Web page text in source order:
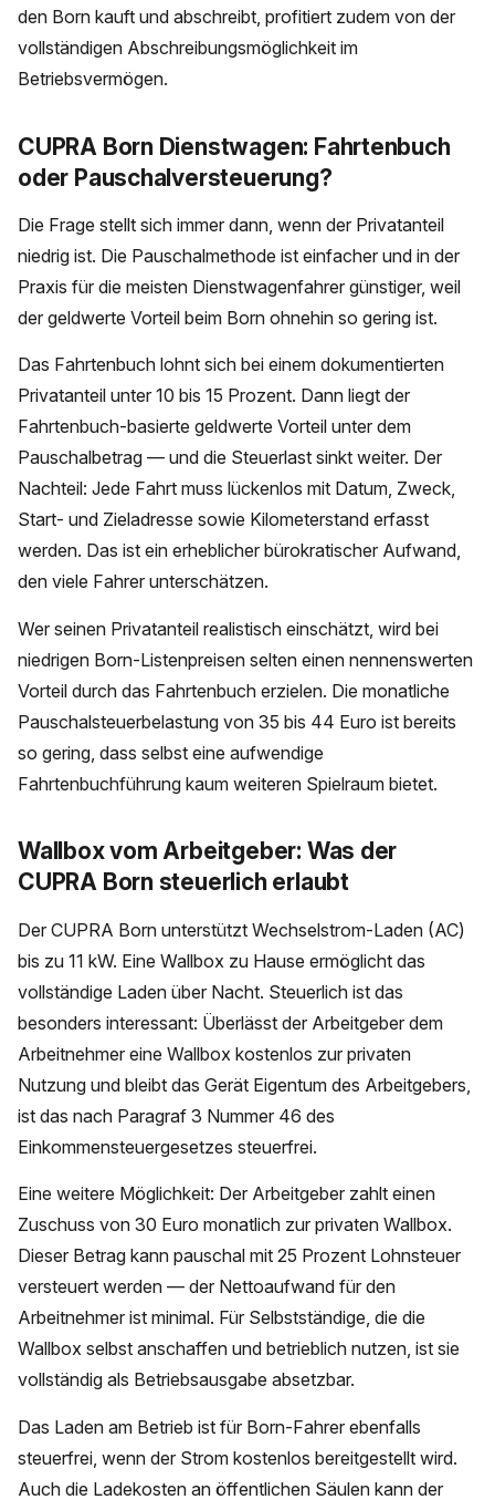
den Born kauft und abschreibt, profitiert zudem von der
vollständigen Abschreibungsmöglichkeit im
Betriebsvermögen.
CUPRA Born Dienstwagen: Fahrtenbuch
oder Pauschalversteuerung?
Die Frage stellt sich immer dann, wenn der Privatanteil
niedrig ist. Die Pauschalmethode ist einfacher und in der
Praxis für die meisten Dienstwagenfahrer günstiger, weil
der geldwerte Vorteil beim Born ohnehin so gering ist.
Das Fahrtenbuch lohnt sich bei einem dokumentierten
Privatanteil unter 10 bis 15 Prozent. Dann liegt der
Fahrtenbuch-basierte geldwerte Vorteil unter dem
Pauschalbetrag — und die Steuerlast sinkt weiter. Der
Nachteil: Jede Fahrt muss lückenlos mit Datum, Zweck,
Start- und Zieladresse sowie Kilometerstand erfasst
werden. Das ist ein erheblicher bürokratischer Aufwand,
den viele Fahrer unterschätzen.
Wer seinen Privatanteil realistisch einschätzt, wird bei
niedrigen Born-Listenpreisen selten einen nennenswerten
Vorteil durch das Fahrtenbuch erzielen. Die monatliche
Pauschalsteuerbelastung von 35 bis 44 Euro ist bereits
so gering, dass selbst eine aufwendige
Fahrtenbuchführung kaum weiteren Spielraum bietet.
Wallbox vom Arbeitgeber: Was der
CUPRA Born steuerlich erlaubt
Der CUPRA Born unterstützt Wechselstrom-Laden (AC)
bis zu 11 kW. Eine Wallbox zu Hause ermöglicht das
vollständige Laden über Nacht. Steuerlich ist das
besonders interessant: Überlässt der Arbeitgeber dem
Arbeitnehmer eine Wallbox kostenlos zur privaten
Nutzung und bleibt das Gerät Eigentum des Arbeitgebers,
ist das nach Paragraf 3 Nummer 46 des
Einkommensteuergesetzes steuerfrei.
Eine weitere Möglichkeit: Der Arbeitgeber zahlt einen
Zuschuss von 30 Euro monatlich zur privaten Wallbox.
Dieser Betrag kann pauschal mit 25 Prozent Lohnsteuer
versteuert werden — der Nettoaufwand für den
Arbeitnehmer ist minimal. Für Selbstständige, die die
Wallbox selbst anschaffen und betrieblich nutzen, ist sie
vollständig als Betriebsausgabe absetzbar.
Das Laden am Betrieb ist für Born-Fahrer ebenfalls
steuerfrei, wenn der Strom kostenlos bereitgestellt wird.
Auch die Ladekosten an öffentlichen Säulen kann der